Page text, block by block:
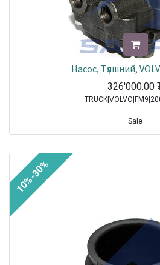
Насос, Tүлшний,
326'000.00
Sale
10%-30%